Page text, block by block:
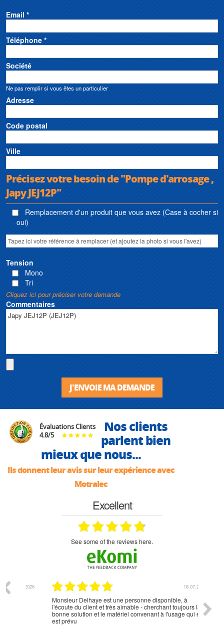
Email *
Téléphone *
Société
Ne pas remplir si vous êtes un particulier
Adresse
Code postal
Ville
Précisez votre besoin de "Pompe d'arrosage ,
Japy JEJ12P"
Remplacement d'un produit que vous avez (Case à cocher si
oui)
Tension
Mono
Tri
Cliquez ici pour préciser votre demande
Commentaires
J'ENVOIE MA DEMANDE
Évaluations Clients
4.8/5
Nos clients
parlent bien
mieux que nous...
Ils donnent leur avis sur leur expérience avec
Motralec
Excellent
see some of the reviews here.
18.07.2026
Monsieur Delhaye est une personne disponible, à
l'écoute du client et très aimable - cherchant toujours la
bonne solution et le matériel convenant à l'usage qui en
est prévu